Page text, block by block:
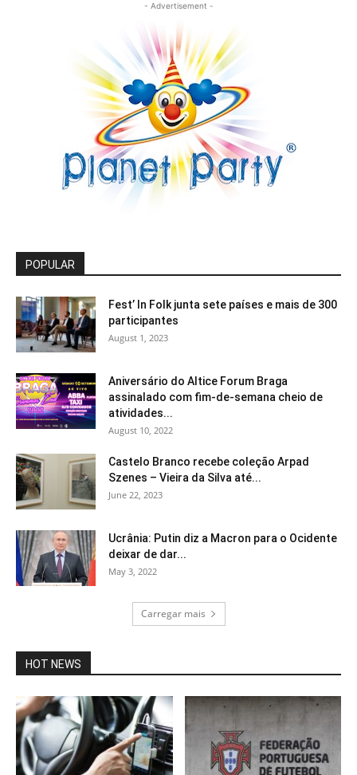
- Advertisement -
POPULAR
Fest’ In Folk junta sete países e mais de 300
participantes
August 1, 2023
Aniversário do Altice Forum Braga
assinalado com fim-de-semana cheio de
atividades...
August 10, 2022
Castelo Branco recebe coleção Arpad
Szenes – Vieira da Silva até...
June 22, 2023
Ucrânia: Putin diz a Macron para o Ocidente
deixar de dar...
May 3, 2022
Carregar mais
HOT NEWS